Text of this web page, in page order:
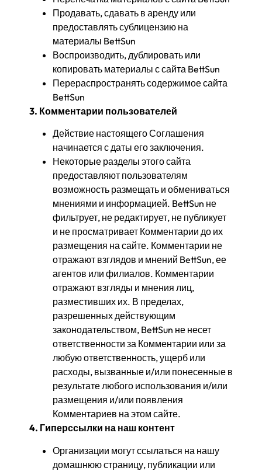
Продавать, сдавать в аренду или
предоставлять сублицензию на
материалы BettSun
Воспроизводить, дублировать или
копировать материалы с сайта BettSun
Перераспространять содержимое сайта
BettSun
3. Комментарии пользователей
Действие настоящего Соглашения
начинается с даты его заключения.
Некоторые разделы этого сайта
предоставляют пользователям
возможность размещать и обмениваться
мнениями и информацией. BettSun не
фильтрует, не редактирует, не публикует
и не просматривает Комментарии до их
размещения на сайте. Комментарии не
отражают взглядов и мнений BettSun, ее
агентов или филиалов. Комментарии
отражают взгляды и мнения лиц,
разместивших их. В пределах,
разрешенных действующим
законодательством, BettSun не несет
ответственности за Комментарии или за
любую ответственность, ущерб или
расходы, вызванные и/или понесенные в
результате любого использования и/или
размещения и/или появления
Комментариев на этом сайте.
4. Гиперссылки на наш контент
Организации могут ссылаться на нашу
домашнюю страницу, публикации или